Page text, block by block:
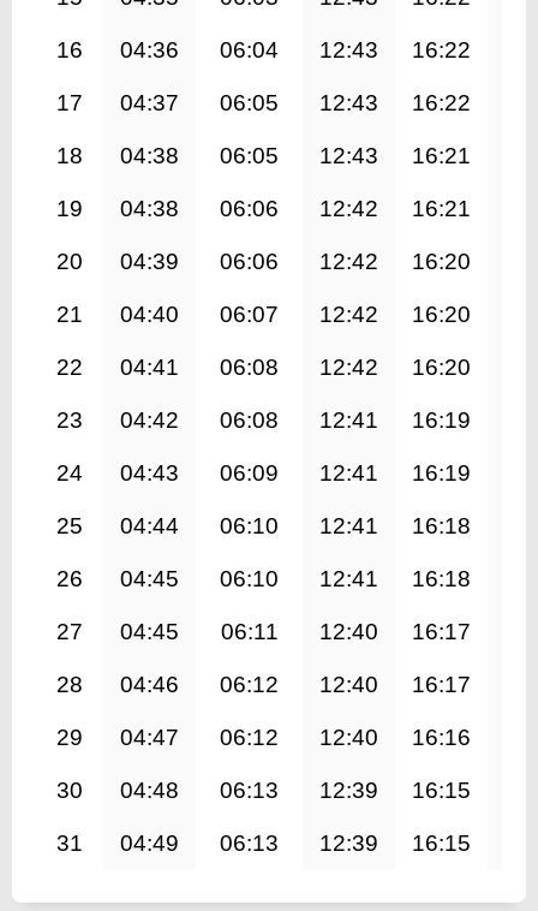
16 04:36 06:04 12:43 16:22
17 04:37 06:05 12:43 16:22
18 04:38 06:05 12:43 16:21
19 04:38 06:06 12:42 16:21
20 04:39 06:06 12:42 16:20
21 04:40 06:07 12:42 16:20
22 04:41 06:08 12:42 16:20
23 04:42 06:08 12:41 16:19
24 04:43 06:09 12:41 16:19
25 04:44 06:10 12:41 16:18
26 04:45 06:10 12:41 16:18
27 04:45 06:11 12:40 16:17
28 04:46 06:12 12:40 16:17
29 04:47 06:12 12:40 16:16
30 04:48 06:13 12:39 16:15
31 04:49 06:13 12:39 16:15